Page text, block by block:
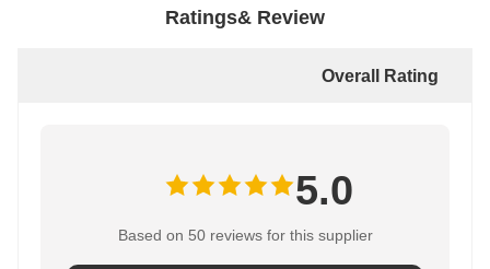
Ratings& Review
Overall Rating
5.0
Based on 50 reviews for this supplier